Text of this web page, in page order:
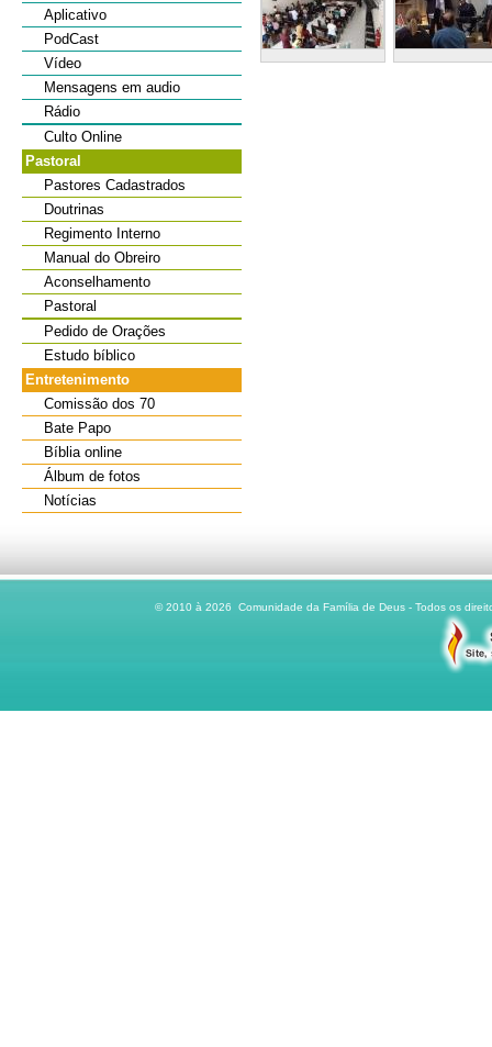
Aplicativo
PodCast
Vídeo
Mensagens em audio
Rádio
Culto Online
Pastoral
Pastores Cadastrados
Doutrinas
Regimento Interno
Manual do Obreiro
Aconselhamento
Pastoral
Pedido de Orações
Estudo bíblico
Entretenimento
Comissão dos 70
Bate Papo
Bíblia online
Álbum de fotos
Notícias
© 2010 à 2026 Comunidade da Família de Deus - Todos os